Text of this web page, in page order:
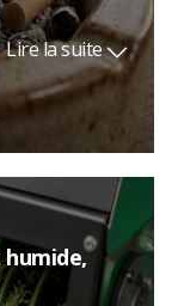
Lire la suite
humide,